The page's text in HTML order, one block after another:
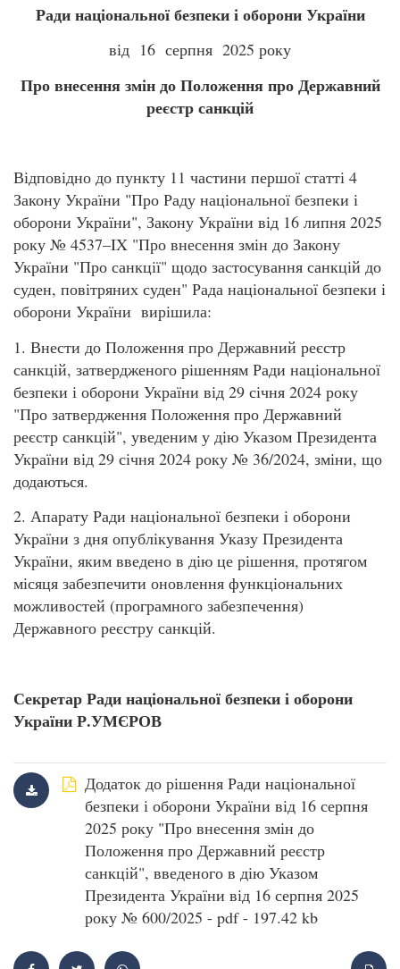
Ради національної безпеки і оборони України
від 16 серпня 2025 року
Про внесення змін до Положення про Державний
реєстр санкцій
Відповідно до пункту 11 частини першої статті 4
Закону України "Про Раду національної безпеки і
оборони України", Закону України від 16 липня 2025
року № 4537–IX "Про внесення змін до Закону
України "Про санкції" щодо застосування санкцій до
суден, повітряних суден" Рада національної безпеки і
оборони України вирішила:
1. Внести до Положення про Державний реєстр
санкцій, затвердженого рішенням Ради національної
безпеки і оборони України від 29 січня 2024 року
"Про затвердження Положення про Державний
реєстр санкцій", уведеним у дію Указом Президента
України від 29 січня 2024 року № 36/2024, зміни, що
додаються.
2. Апарату Ради національної безпеки і оборони
України з дня опублікування Указу Президента
України, яким введено в дію це рішення, протягом
місяця забезпечити оновлення функціональних
можливостей (програмного забезпечення)
Державного реєстру санкцій.
Секретар Ради національної безпеки і оборони
України Р.УМЄРОВ
Додаток до рішення Ради національної
безпеки і оборони України від 16 серпня
2025 року "Про внесення змін до
Положення про Державний реєстр
санкцій", введеного в дію Указом
Президента України від 16 серпня 2025
року № 600/2025 - pdf - 197.42 kb